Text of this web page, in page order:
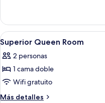
Queen
size
Deluxe,
cama
Queen
size
Abrir
todas
las
fotos
de
Superior
2
Superior Queen Room
2 personas
1 cama doble
Wifi gratuito
Más detalles
Más